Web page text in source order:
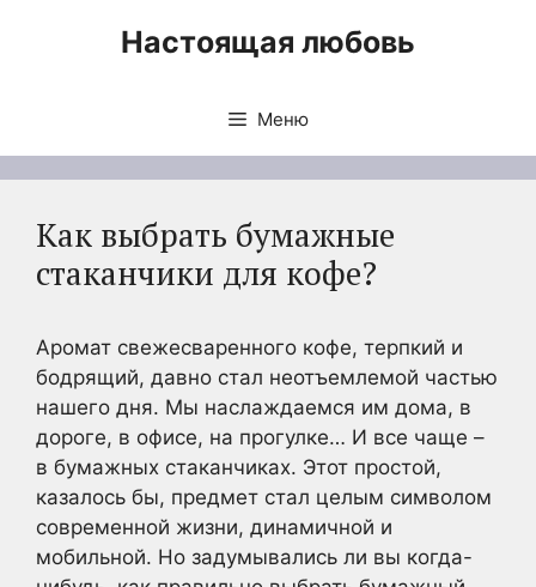
Настоящая любовь
Меню
Как выбрать бумажные
стаканчики для кофе?
Аромат свежесваренного кофе, терпкий и
бодрящий, давно стал неотъемлемой частью
нашего дня. Мы наслаждаемся им дома, в
дороге, в офисе, на прогулке… И все чаще –
в бумажных стаканчиках. Этот простой,
казалось бы, предмет стал целым символом
современной жизни, динамичной и
мобильной. Но задумывались ли вы когда-